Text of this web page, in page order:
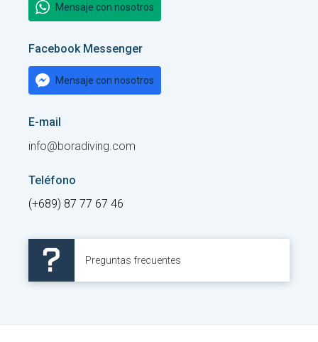
Mensaje con nosotros
Facebook Messenger
Mensaje con nosotros
E-mail
info@boradiving.com
Teléfono
(+689) 87 77 67 46
Preguntas frecuentes